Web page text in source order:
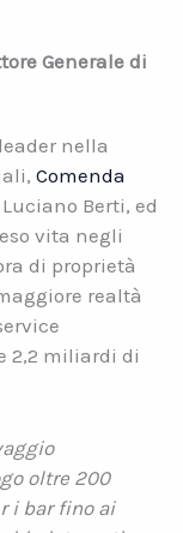
Generale di
nella
Comenda
Berti, ed
vita negli
di proprietà
realtà
2,2 miliardi di
oltre 200
i bar fino ai